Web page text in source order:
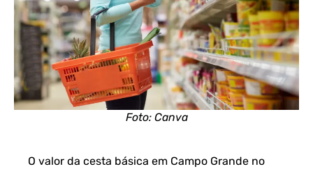
Foto: Canva
O valor da cesta básica em Campo Grande no